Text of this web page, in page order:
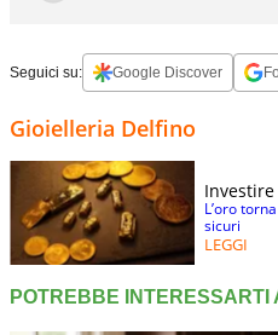
Seguici su: Google Discover
Gioielleria Delfino
L’oro
sicuri
LEGGI